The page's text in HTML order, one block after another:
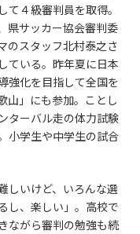
４級審判員を取得。
県サッカー協会審判委
のスタッフ北村泰之さ
ている。昨年夏に日本
強化を目指して全国を
山」にも参加。ことし
ターバル走の体力試験
小学生や中学生の試合
しいけど、いろんな選
し、楽しい」。高校で
ながら審判の勉強も続